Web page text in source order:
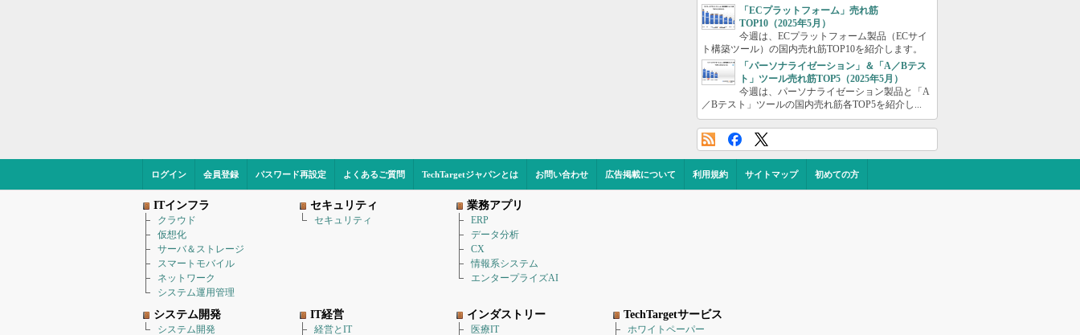
「ECプラットフォーム」売れ筋
TOP10（2025年5月）
今週は、ECプラットフォーム製品（ECサイ
ト構築ツール）の国内売れ筋TOP10を紹介します。
「パーソナライゼーション」＆「A／Bテス
ト」ツール売れ筋TOP5（2025年5月）
今週は、パーソナライゼーション製品と「A
／Bテスト」ツールの国内売れ筋各TOP5を紹介し...
ログイン 会員登録 パスワード再設定 よくあるご質問 TechTargetジャパンとは お問い合わせ 広告掲載について 利用規約 サイトマップ 初めての方
ITインフラ
クラウド
仮想化
サーバ＆ストレージ
スマートモバイル
ネットワーク
システム運用管理
セキュリティ
セキュリティ
業務アプリ
ERP
データ分析
CX
情報系システム
エンタープライズAI
システム開発
システム開発
IT経営
経営とIT
インダストリー
医療IT
TechTargetサービス
ホワイトペーパー